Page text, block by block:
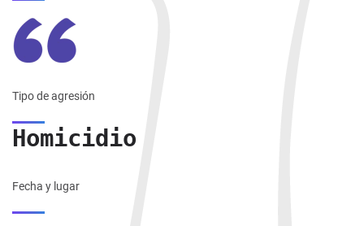
Tipo de agresión
Homicidio
Fecha y lugar